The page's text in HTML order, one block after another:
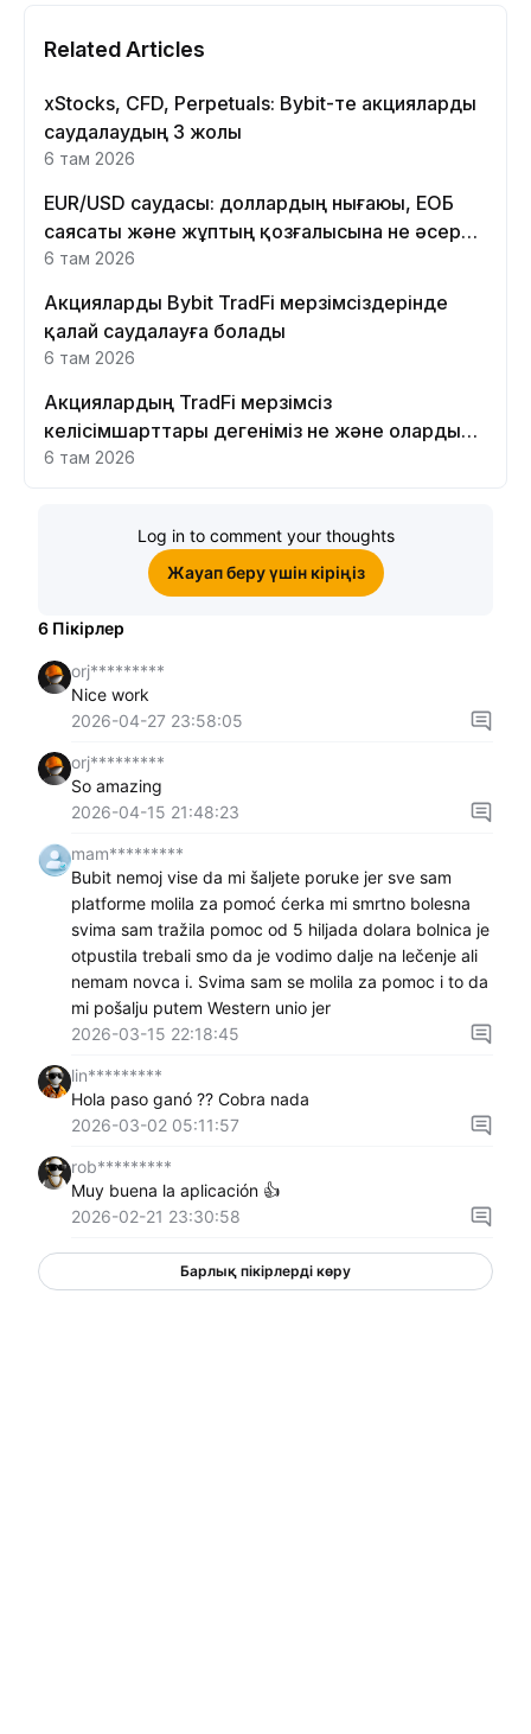
Related Articles
xStocks, CFD, Perpetuals: Bybit-те акцияларды
саудалаудың 3 жолы
6 там 2026
EUR/USD саудасы: доллардың нығаюы, ЕОБ
саясаты және жұптың қозғалысына не әсер
етеді
6 там 2026
Акцияларды Bybit TradFi мерзімсіздерінде
қалай саудалауға болады
6 там 2026
Акциялардың TradFi мерзімсіз
келісімшарттары дегеніміз не және оларды
Bybit платформасында неге саудалау керек?
6 там 2026
Log in to comment your thoughts
Жауап беру үшін кіріңіз
6 Пікірлер
orj*********
Nice work
2026-04-27 23:58:05
orj*********
So amazing
2026-04-15 21:48:23
mam*********
Bubit nemoj vise da mi šaljete poruke jer sve sam
platforme molila za pomoć ćerka mi smrtno bolesna
svima sam tražila pomoc od 5 hiljada dolara bolnica je
otpustila trebali smo da je vodimo dalje na lečenje ali
nemam novca i. Svima sam se molila za pomoc i to da
mi pošalju putem Western unio jer
2026-03-15 22:18:45
lin*********
Hola paso ganó ?? Cobra nada
2026-03-02 05:11:57
rob*********
Muy buena la aplicación 👍
2026-02-21 23:30:58
Барлық пікірлерді көру